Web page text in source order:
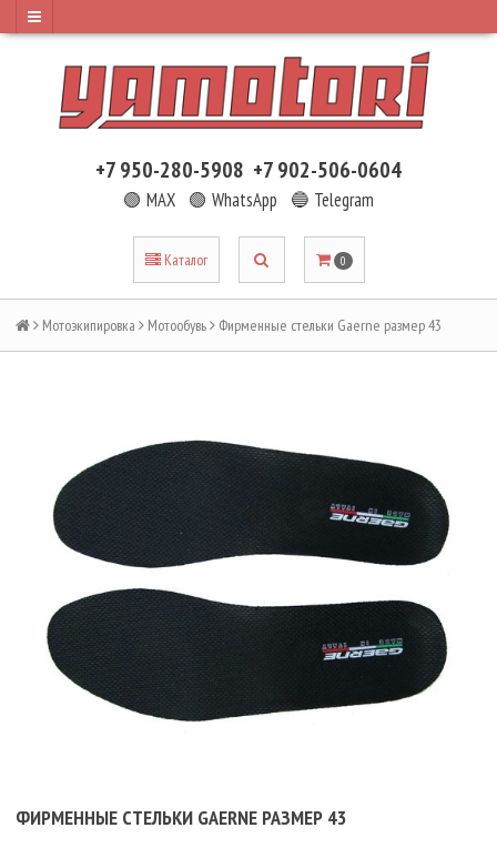
+7 950-280-5908 +7 902-506-0604
🟢 MAX 🟢 WhatsApp 🔵 Telegram
Каталог 0
Мотоэкипировка Мотообувь Фирменные стельки Gaerne размер 43
ФИРМЕННЫЕ СТЕЛЬКИ GAERNE РАЗМЕР 43